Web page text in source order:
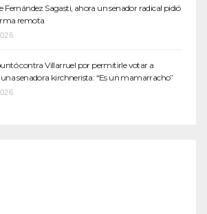
Fernández Sagasti, ahora un senador radical pidió
remota
contra Villarruel por permitirle votar a
senadora kirchnerista: “Es un mamarracho”